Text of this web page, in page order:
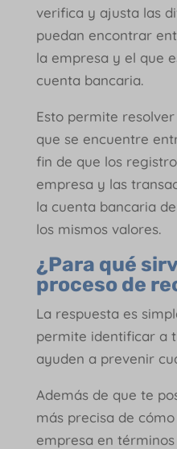
verifica y ajusta las
puedan encontrar
la empresa y el que
cuenta bancaria.
Esto permite
que se encuentre
fin de que los
empresa y las
la cuenta bancaria
los mismos valores.
¿Para qué
proceso de
La respuesta es
permite identificar a
ayuden a prevenir
Además de que te
más precisa de
empresa en